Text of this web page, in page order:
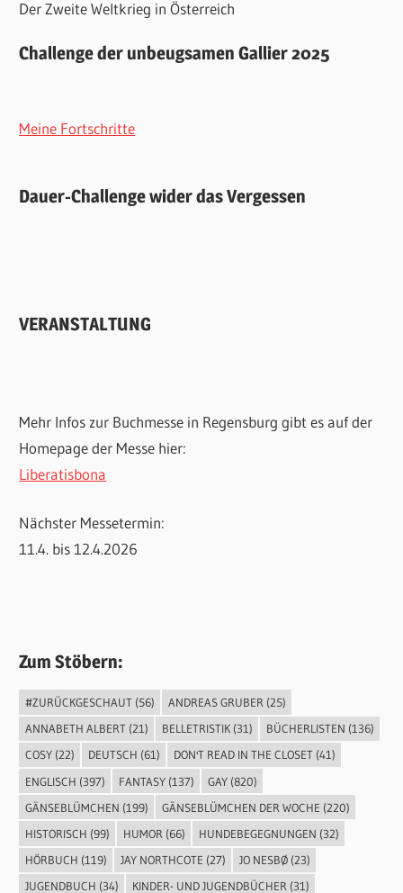
Der Zweite Weltkrieg in Österreich
Challenge der unbeugsamen Gallier 2025
Meine Fortschritte
Dauer-Challenge wider das Vergessen
VERANSTALTUNG
Mehr Infos zur Buchmesse in Regensburg gibt es auf der
Homepage der Messe hier:
Liberatisbona
Nächster Messetermin:
11.4. bis 12.4.2026
Zum Stöbern:
#ZURÜCKGESCHAUT(56) ANDREAS GRUBER (25)
ANNABETH ALBERT(21) BELLETRISTIK(31) BÜCHERLISTEN (136)
COSY(22) DEUTSCH (61) DON'T READ IN THE CLOSET(41)
ENGLISCH (397) FANTASY(137) GAY(820)
GÄNSEBLÜMCHEN (199) GÄNSEBLÜMCHEN DER WOCHE (220)
HISTORISCH (99) HUMOR (66) HUNDEBEGEGNUNGEN (32)
HÖRBUCH (119) JAY NORTHCOTE (27) JO NESBØ(23)
JUGENDBUCH (34) KINDER- UND JUGENDBÜCHER(31)